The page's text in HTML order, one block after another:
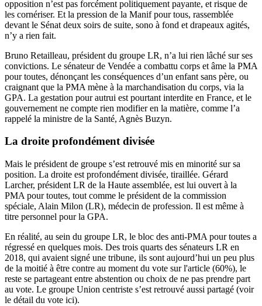
opposition n’est pas forcément politiquement payante, et risque de
les cornériser. Et la pression de la Manif pour tous, rassemblée
devant le Sénat deux soirs de suite, sono à fond et drapeaux agités,
n’y a rien fait.
Bruno Retailleau, président du groupe LR, n’a lui rien lâché sur ses
convictions. Le sénateur de Vendée a combattu corps et âme la PMA
pour toutes, dénonçant les conséquences d’un enfant sans père, ou
craignant que la PMA mène à la marchandisation du corps, via la
GPA. La gestation pour autrui est pourtant interdite en France, et le
gouvernement ne compte rien modifier en la matière, comme l’a
rappelé la ministre de la Santé, Agnès Buzyn.
La droite profondément divisée
Mais le président de groupe s’est retrouvé mis en minorité sur sa
position. La droite est profondément divisée, tiraillée. Gérard
Larcher, président LR de la Haute assemblée, est lui ouvert à la
PMA pour toutes, tout comme le président de la commission
spéciale, Alain Milon (LR), médecin de profession. Il est même à
titre personnel pour la GPA.
En réalité, au sein du groupe LR, le bloc des anti-PMA pour toutes a
régressé en quelques mois. Des trois quarts des sénateurs LR en
2018, qui avaient signé une tribune, ils sont aujourd’hui un peu plus
de la moitié à être contre au moment du vote sur l'article (60%), le
reste se partageant entre abstention ou choix de ne pas prendre part
au vote. Le groupe Union centriste s’est retrouvé aussi partagé (voir
le détail du vote ici).